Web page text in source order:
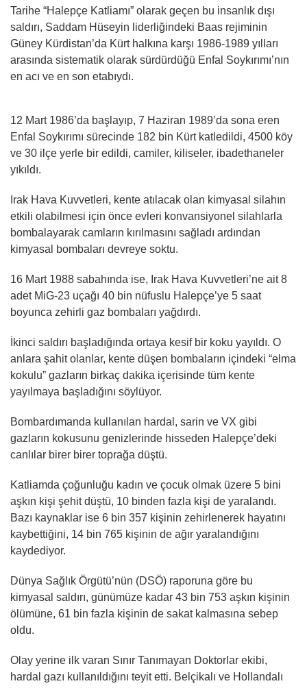
Tarihe “Halepçe Katliamı” olarak geçen bu insanlık dışı
saldırı, Saddam Hüseyin liderliğindeki Baas rejiminin
Güney Kürdistan’da Kürt halkına karşı 1986-1989 yılları
arasında sistematik olarak sürdürdüğü Enfal Soykırımı’nın
en acı ve en son etabıydı.
12 Mart 1986’da başlayıp, 7 Haziran 1989’da sona eren
Enfal Soykırımı sürecinde 182 bin Kürt katledildi, 4500 köy
ve 30 ilçe yerle bir edildi, camiler, kiliseler, ibadethaneler
yıkıldı.
Irak Hava Kuvvetleri, kente atılacak olan kimyasal silahın
etkili olabilmesi için önce evleri konvansiyonel silahlarla
bombalayarak camların kırılmasını sağladı ardından
kimyasal bombaları devreye soktu.
16 Mart 1988 sabahında ise, Irak Hava Kuvvetleri’ne ait 8
adet MiG-23 uçağı 40 bin nüfuslu Halepçe’ye 5 saat
boyunca zehirli gaz bombaları yağdırdı.
İkinci saldırı başladığında ortaya kesif bir koku yayıldı. O
anlara şahit olanlar, kente düşen bombaların içindeki “elma
kokulu” gazların birkaç dakika içerisinde tüm kente
yayılmaya başladığını söylüyor.
Bombardımanda kullanılan hardal, sarin ve VX gibi
gazların kokusunu genizlerinde hisseden Halepçe’deki
canlılar birer birer toprağa düştü.
Katliamda çoğunluğu kadın ve çocuk olmak üzere 5 bini
aşkın kişi şehit düştü, 10 binden fazla kişi de yaralandı.
Bazı kaynaklar ise 6 bin 357 kişinin zehirlenerek hayatını
kaybettiğini, 14 bin 765 kişinin de ağır yaralandığını
kaydediyor.
Dünya Sağlık Örgütü’nün (DSÖ) raporuna göre bu
kimyasal saldırı, günümüze kadar 43 bin 753 aşkın kişinin
ölümüne, 61 bin fazla kişinin de sakat kalmasına sebep
oldu.
Olay yerine ilk varan Sınır Tanımayan Doktorlar ekibi,
hardal gazı kullanıldığını teyit etti. Belçikalı ve Hollandalı